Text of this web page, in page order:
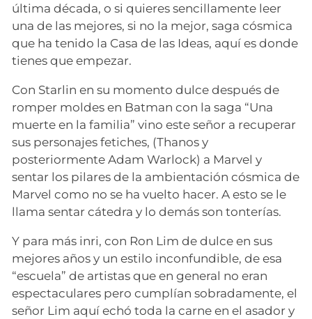
última década, o si quieres sencillamente leer
una de las mejores, si no la mejor, saga cósmica
que ha tenido la Casa de las Ideas, aquí es donde
tienes que empezar.
Con Starlin en su momento dulce después de
romper moldes en Batman con la saga “Una
muerte en la familia” vino este señor a recuperar
sus personajes fetiches, (Thanos y
posteriormente Adam Warlock) a Marvel y
sentar los pilares de la ambientación cósmica de
Marvel como no se ha vuelto hacer. A esto se le
llama sentar cátedra y lo demás son tonterías.
Y para más inri, con Ron Lim de dulce en sus
mejores años y un estilo inconfundible, de esa
“escuela” de artistas que en general no eran
espectaculares pero cumplían sobradamente, el
señor Lim aquí echó toda la carne en el asador y